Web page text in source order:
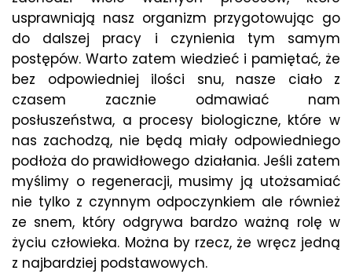
usprawniają nasz organizm przygotowując go
do dalszej pracy i czynienia tym samym
postępów. Warto zatem wiedzieć i pamiętać, że
bez odpowiedniej ilości snu, nasze ciało z
czasem zacznie odmawiać nam
posłuszeństwa, a procesy biologiczne, które w
nas zachodzą, nie będą miały odpowiedniego
podłoża do prawidłowego działania. Jeśli zatem
myślimy o regeneracji, musimy ją utożsamiać
nie tylko z czynnym odpoczynkiem ale również
ze snem, który odgrywa bardzo ważną rolę w
życiu człowieka. Można by rzecz, że wręcz jedną
z najbardziej podstawowych.